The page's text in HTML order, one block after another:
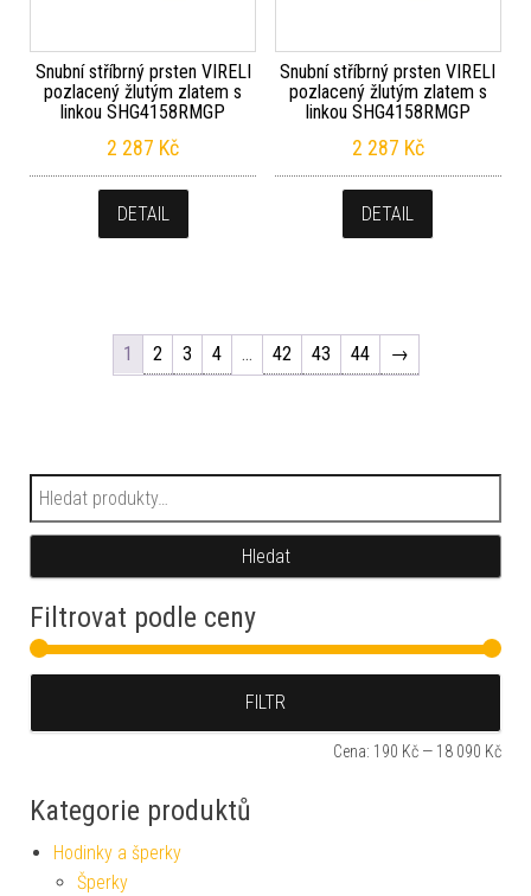
Snubní stříbrný prsten VIRELI
pozlacený žlutým zlatem s
linkou SHG4158RMGP
2 287 Kč
DETAIL
Snubní stříbrný prsten VIRELI
pozlacený žlutým zlatem s
linkou SHG4158RMGP
2 287 Kč
DETAIL
1 2 3 4 … 42 43 44 →
Hledat:
Hledat
Filtrovat podle ceny
FILTR
Cena: 190 Kč — 18 090 Kč
Kategorie produktů
Hodinky a šperky
Šperky